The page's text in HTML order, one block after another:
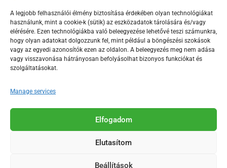
A legjobb felhasználói élmény biztosítása érdekében olyan technológiákat
használunk, mint a cookie-k (sütik) az eszközadatok tárolására és/vagy
elérésére. Ezen technológiákba való beleegyezése lehetővé teszi számunkra,
hogy olyan adatokat dolgozzunk fel, mint például a böngészési szokások
vagy az egyedi azonosítók ezen az oldalon. A beleegyezés meg nem adása
vagy visszavonása hátrányosan befolyásolhat bizonyos funkciókat és
szolgáltatásokat.
Manage services
Elfogadom
Elutasítom
Beállítások
F
a
c
e
o
o
-
Y
o
u
t
b
e
s
T
i
k
Az Érd Média médiaszolgáltatási tevékenységét a
Médiatanács a Magyar Média Mecenatúra program